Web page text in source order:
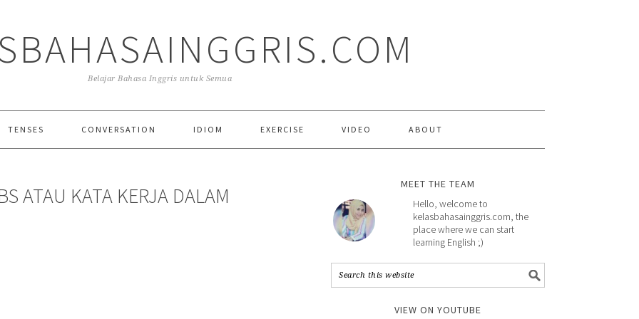
Belajar Bahasa Inggris untuk Semua
TENSES CONVERSATION IDIOM EXERCISE VIDEO ABOUT
ATAU KATA KERJA DALAM
MEET THE TEAM
Hello, welcome to
kelasbahasainggris.com, the
place where we can start
learning English ;)
VIEW ON YOUTUBE